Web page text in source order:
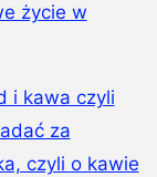
życie w
i kawa czyli
za
czyli o kawie